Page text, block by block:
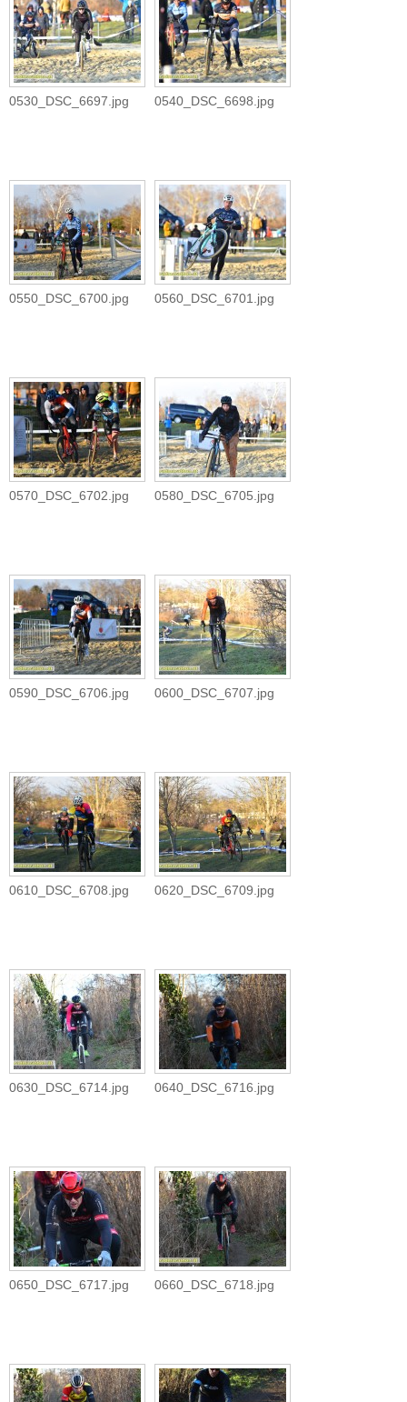
0530_DSC_6697.jpg 0540_DSC_6698.jpg
0550_DSC_6700.jpg 0560_DSC_6701.jpg
0570_DSC_6702.jpg 0580_DSC_6705.jpg
0590_DSC_6706.jpg 0600_DSC_6707.jpg
0610_DSC_6708.jpg 0620_DSC_6709.jpg
0630_DSC_6714.jpg 0640_DSC_6716.jpg
0650_DSC_6717.jpg 0660_DSC_6718.jpg